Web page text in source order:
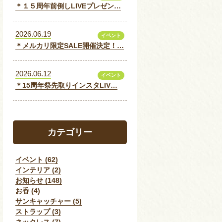
＊１５周年前倒しLIVEプレゼン…
2026.06.19 イベント
＊メルカリ限定SALE開催決定！…
2026.06.12 イベント
＊15周年祭先取りインスタLIV…
カテゴリー
イベント (62)
インテリア (2)
お知らせ (148)
お香 (4)
サンキャッチャー (5)
ストラップ (3)